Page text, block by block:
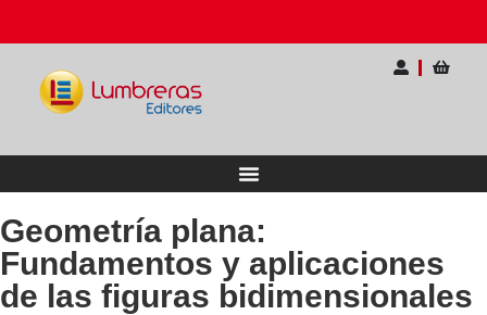
Geometría plana:
Fundamentos y aplicaciones
de las figuras bidimensionales